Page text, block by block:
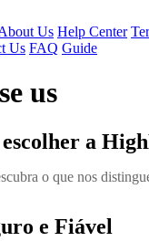
Us Help Center
Us FAQ Guide
us
a
o que nos
e Fiável